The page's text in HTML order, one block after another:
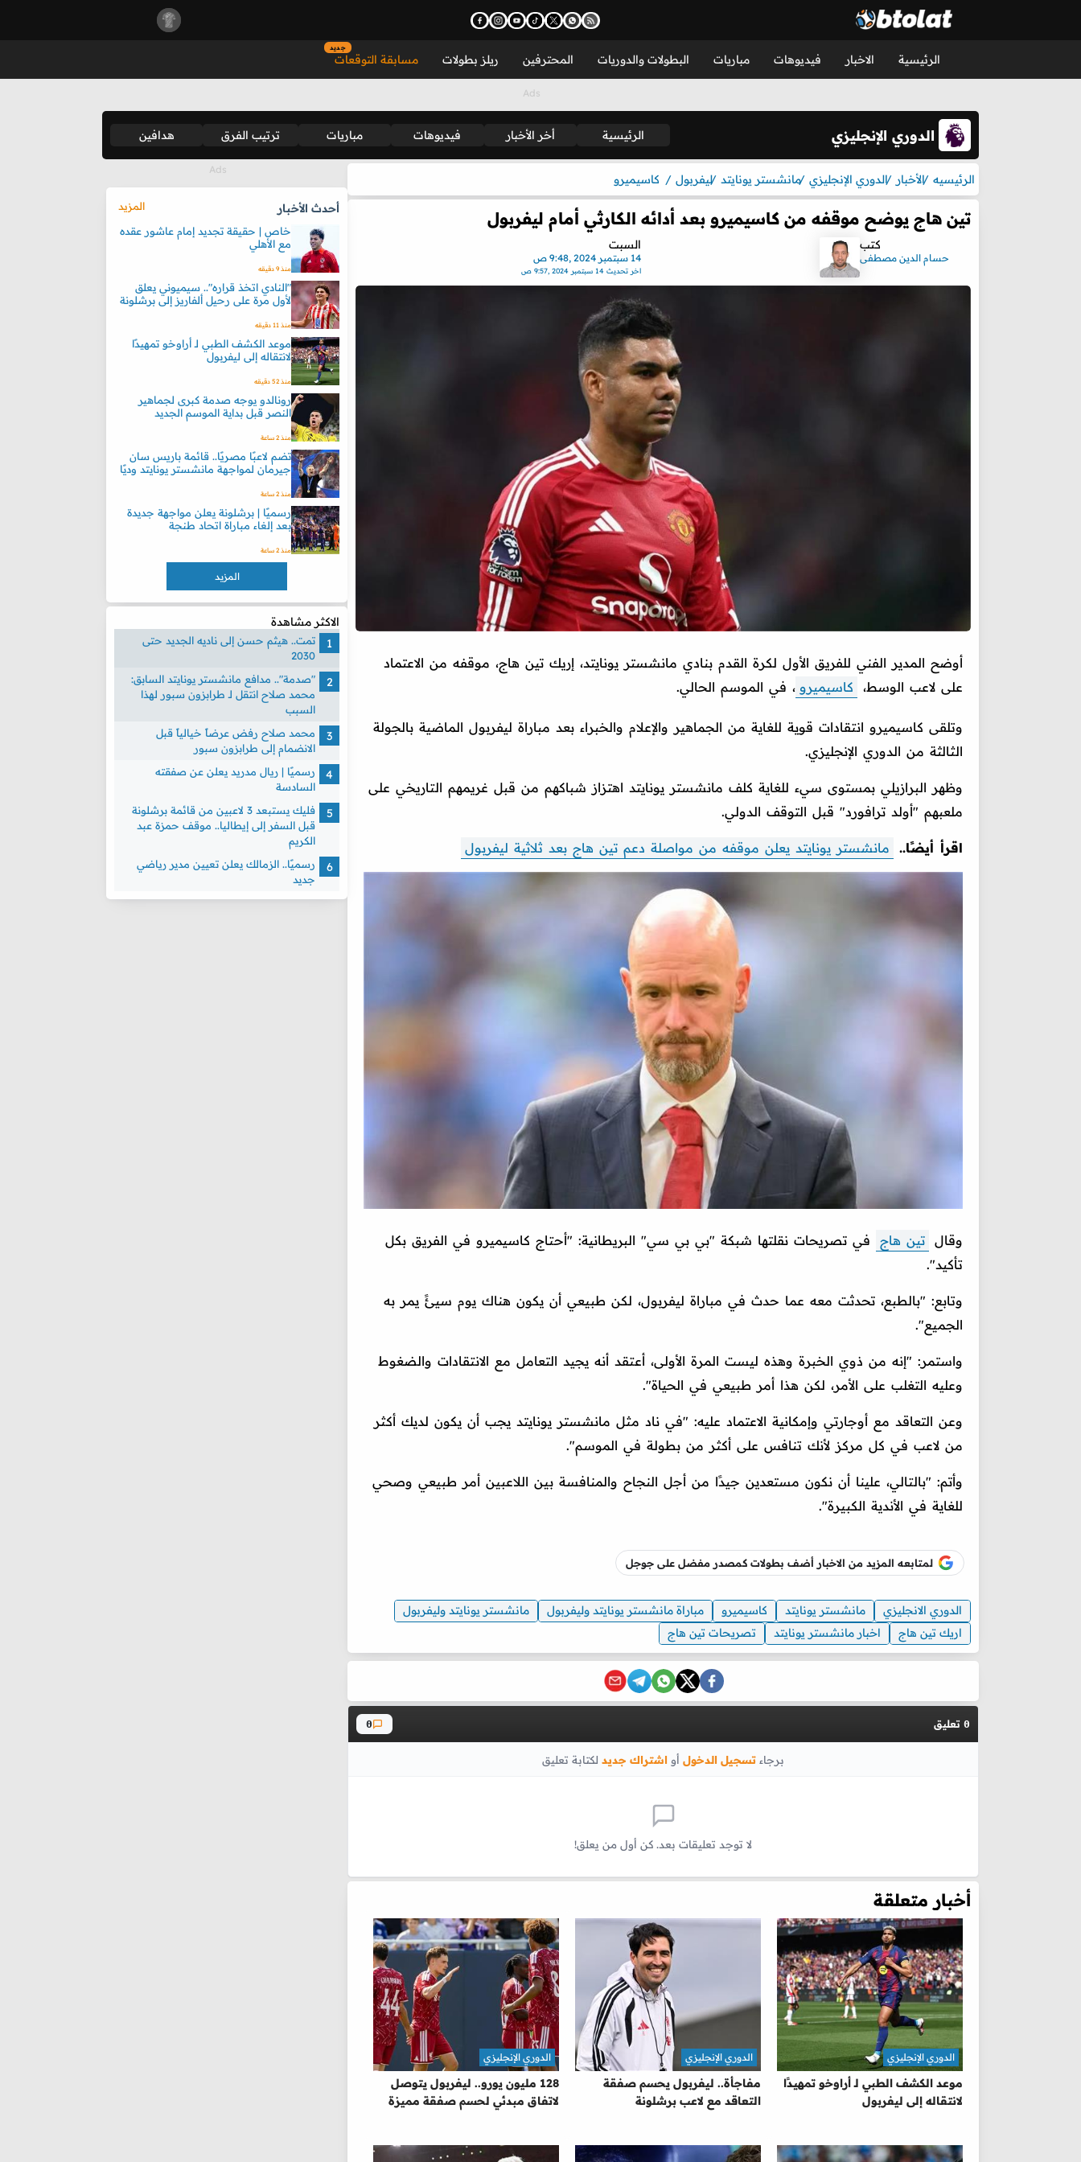
الرئيسية الاخبار فيديوهات مباريات البطولات والدوريات المحترفين ريلز بطولات مسابقة التوقعات
جديد
الدوري الإنجليزي الرئيسية أخر الأخبار فيديوهات مباريات ترتيب الفرق هدافين
الرئيسيه الأخبار الدوري الإنجليزي مانشستر يونايتد ليفربول كاسيميرو
تين هاج يوضح موقفه من كاسيميرو بعد أدائه الكارثي أمام ليفربول
كتب
حسام الدين مصطفى
السبت
14 سبتمبر 2024 ,9:48 ص
اخر تحديث 14 سبتمبر 2024 ,9:57 ص
أوضح المدير الفني للفريق الأول لكرة القدم بنادي مانشستر يونايتد، إريك تين هاج، موقفه من الاعتماد
على لاعب الوسط،
كاسيميرو ، في الموسم الحالي.
وتلقى كاسيميرو انتقادات قوية للغاية من الجماهير والإعلام والخبراء بعد مباراة ليفربول الماضية بالجولة
الثالثة من الدوري الإنجليزي.
وظهر البرازيلي بمستوى سيء للغاية كلف مانشستر يونايتد اهتزاز شباكهم من قبل غريمهم التاريخي على
ملعبهم "أولد ترافورد" قبل التوقف الدولي.
اقرأ أيضًا.. مانشستر يونايتد يعلن موقفه من مواصلة دعم تين هاج بعد ثلاثية ليفربول
وقال تين هاج
في تصريحات نقلتها شبكة "بي بي سي" البريطانية: "أحتاج كاسيميرو في الفريق بكل
تأكيد".
وتابع: "بالطبع، تحدثت معه عما حدث في مباراة ليفربول، لكن طبيعي أن يكون هناك يوم سيئً يمر به
الجميع".
واستمر: "إنه من ذوي الخبرة وهذه ليست المرة الأولى، أعتقد أنه يجيد التعامل مع الانتقادات والضغوط
وعليه التغلب على الأمر، لكن هذا أمر طبيعي في الحياة".
وعن التعاقد مع أوجارتي وإمكانية الاعتماد عليه: "في ناد مثل مانشستر يونايتد يجب أن يكون لديك أكثر
من لاعب في كل مركز لأنك تنافس على أكثر من بطولة في الموسم".
وأتم: "بالتالي، علينا أن نكون مستعدين جيدًا من أجل النجاح والمنافسة بين اللاعبين أمر طبيعي وصحي
للغاية في الأندية الكبيرة".
لمتابعه المزيد من الاخبار أضف بطولات كمصدر مفضل على جوجل
الدوري الانجليزي مانشستر يونايتد كاسيميرو مباراة مانشستر يونايتد وليفربول
مانشستر يونايتد وليفربول
اريك تين هاج
اخبار مانشستر يونايتد تصريحات تين هاج
0 تعليق 0
برجاء تسجيل الدخول أو اشتراك جديد لكتابة تعليق
لا توجد تعليقات بعد. كن أول من يعلق!
أخبار متعلقة
موعد الكشف الطبي لـ أراوخو تمهيدًا
لانتقاله إلى ليفربول
الدوري الإنجليزي
مفاجأة.. ليفربول يحسم صفقة
التعاقد مع لاعب برشلونة
الدوري الإنجليزي
128 مليون يورو.. ليفربول يتوصل
لاتفاق مبدئي لحسم صفقة مميزة
الدوري الإنجليزي
أحدث الأخبار
المزيد
خاص | حقيقة تجديد إمام عاشور عقده
مع الأهلي
منذ 9 دقيقه
"النادي اتخذ قراره".. سيميوني يعلق
لأول مرة على رحيل ألفاريز إلى برشلونة
منذ 11 دقيقه
موعد الكشف الطبي لـ أراوخو تمهيدًا
لانتقاله إلى ليفربول
منذ 52 دقيقه
رونالدو يوجه صدمة كبرى لجماهير
النصر قبل بداية الموسم الجديد
منذ 2 ساعة
تضم لاعبًا مصريًا.. قائمة باريس سان
جيرمان لمواجهة مانشستر يونايتد وديًا
منذ 2 ساعة
رسميًا | برشلونة يعلن مواجهة جديدة
بعد إلغاء مباراة اتحاد طنجة
منذ 2 ساعة
المزيد
الاكثر مشاهدة
تمت.. هيثم حسن إلى ناديه الجديد حتى
2030
"صدمة".. مدافع مانشستر يونايتد السابق:
محمد صلاح انتقل لـ طرابزون سبور لهذا
السبب
محمد صلاح رفض عرضاً خيالياً قبل
الانضمام إلى طرابزون سبور
رسميًا | ريال مدريد يعلن عن صفقته
السادسة
فليك يستبعد 3 لاعبين من قائمة برشلونة
قبل السفر إلى إيطاليا.. موقف حمزة عبد
الكريم
رسميًا.. الزمالك يعلن تعيين مدير رياضي
جديد